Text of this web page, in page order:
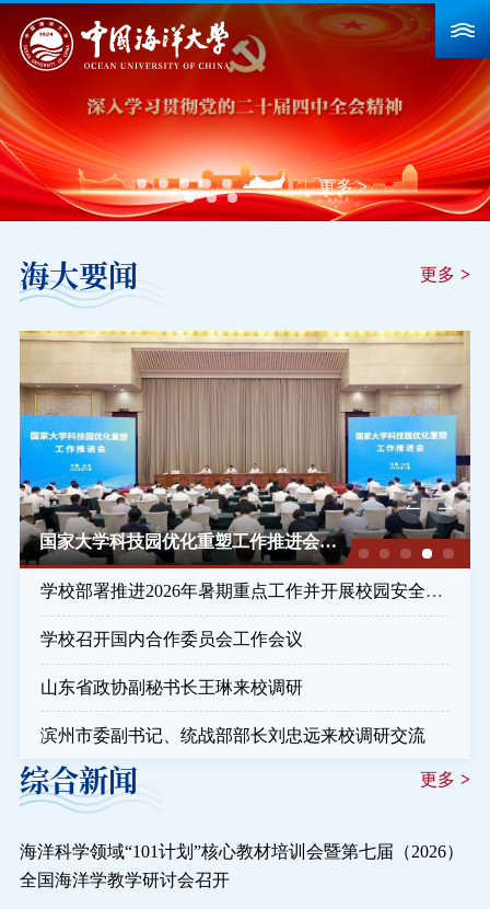
首页
学校概况
院系设置
重点建设
教育教学
招生就业
人力资源
合作交流
图书档案
通知公告
校园服务
信息门户 校内通知 学校新闻
信息服务
领导信箱 信息公开
捐赠
校园VR
访客 适老 访问旧版
EN
更多>
海大要闻 更多 >
国家大学科技园优化重塑工作推进会在
山东召开
学校部署推进2026年暑期重点工作并开展校园安全检
查
学校召开国内合作委员会工作会议
山东省政协副秘书长王琳来校调研
滨州市委副书记、统战部部长刘忠远来校调研交流
综合新闻 更多 >
海洋科学领域“101计划”核心教材培训会暨第七届（2026）
全国海洋学教学研讨会召开